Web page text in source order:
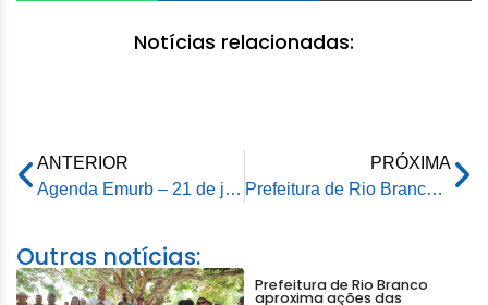
Notícias relacionadas:
ANTERIOR
Agenda Emurb – 21 de junho de 2024
PRÓXIMA
Prefeitura de Rio Branco inicia Programa de Educação Fiscal nas escolas
Outras notícias:
Prefeitura de Rio Branco
aproxima ações das